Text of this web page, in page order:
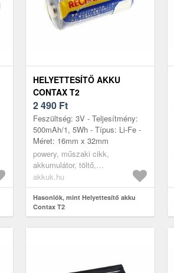
HELYETTESÍTŐ AKKU
CONTAX T2
2 490 Ft
Feszültség: 3V - Teljesítmény:
500mAh/1, 5Wh - Típus: Li-Fe -
Méret: 16mm x 32mm
powery, műszaki cikk,
akkumulátor, töltő,
digitáliskamera akkumulátor
akkuk.hu
Hasonlók, mint Helyettesítő akku
Contax T2